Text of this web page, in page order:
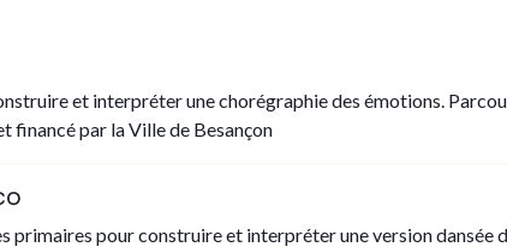
et interpréter une chorégraphie des émotions.
financé par la Ville de Besançon
primaires pour construire et interpréter une version dansée